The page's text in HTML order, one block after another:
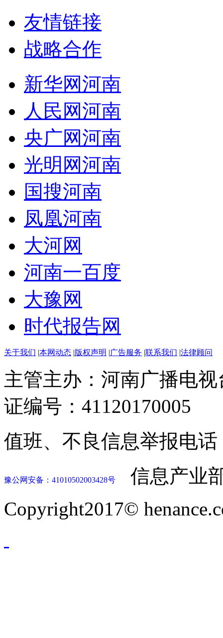
友情链接
战略合作
新华网河南
人民网河南
央广网河南
光明网河南
国搜河南
凤凰河南
大河网
河南一百度
大豫网
时代报告网
关于我们 |本网动态 |版权声明 |广告服务 |联系我们 |法律顾问
主管主办：河南广播电
证编号：41120170005
值班、不良信息举报电话
豫公网安备：41010502003428号
信息产业
Copyright2017©